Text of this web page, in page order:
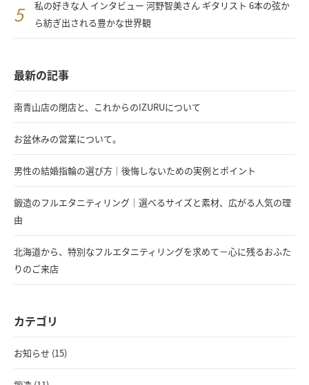
私の好きな人 インタビュー 河野智美さん ギタリスト 6本の弦か
ら紡ぎ出される豊かな世界観
最新の記事
南青山店の閉店と、これからのIZURUについて
お盆休みの営業について。
男性の結婚指輪の選び方｜後悔しないための実例とポイント
鍛造のフルエタニティリング｜選べるサイズと素材、広がる人気の理
由
北海道から、特別なフルエタニティリングを求めて－心に残るおふた
りのご来店
カテゴリ
お知らせ (15)